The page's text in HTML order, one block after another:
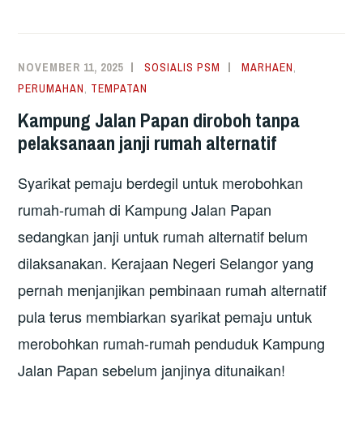
NOVEMBER 11, 2025 SOSIALIS PSM MARHAEN,
PERUMAHAN, TEMPATAN
Kampung Jalan Papan diroboh tanpa
pelaksanaan janji rumah alternatif
Syarikat pemaju berdegil untuk merobohkan
rumah-rumah di Kampung Jalan Papan
sedangkan janji untuk rumah alternatif belum
dilaksanakan. Kerajaan Negeri Selangor yang
pernah menjanjikan pembinaan rumah alternatif
pula terus membiarkan syarikat pemaju untuk
merobohkan rumah-rumah penduduk Kampung
Jalan Papan sebelum janjinya ditunaikan!